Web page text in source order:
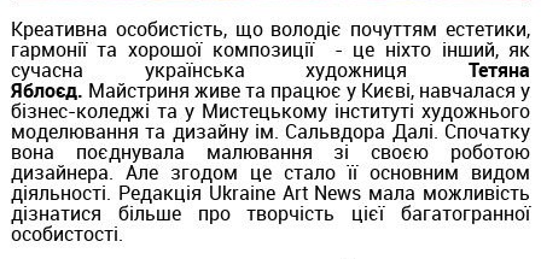
Креативна особистість, що володіє почуттям естетики,
гармонії та хорошої композиції - це ніхто інший, як
сучасна українська художницяТетяна
Яблоєд. Майстриня живе та працює у Києві, навчалася у
бізнес-коледжі та у Мистецькому інституті художнього
моделювання та дизайну ім. Сальвдора Далі. Спочатку
вона поєднувала малювання зі своєю роботою
дизайнера. Але згодом це стало її основним видом
діяльності. Редакція Ukraine Art News мала можливість
дізнатися більше про творчість цієї багатогранної
особистості.